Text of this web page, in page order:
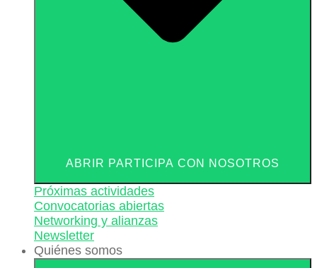
ABRIR PARTICIPA CON NOSOTROS
Próximas actividades
Convocatorias abiertas
Networking y alianzas
Newsletter
Quiénes somos